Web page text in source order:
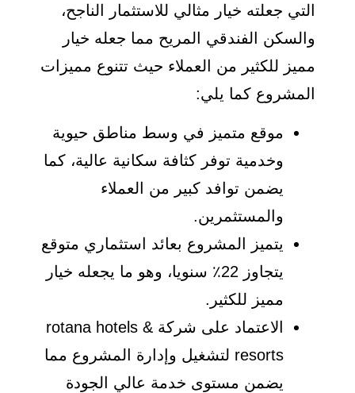
التي جعلته خيار مثالي للاستثمار الناجح،
والسكن الفندقي المريح مما جعله خيار
مميز للكثير من العملاء حيث تتنوع مميزات
المشروع كما يلي:
موقع متميز في وسط مناطق حيوية
وخدمية توفر كثافة سكانية عالية، كما
يضمن توافد كبير من العملاء
والمستثمرين.
يتميز المشروع بعائد استثماري متوقع
يتجاوز 22٪ سنويا، وهو ما يجعله خيار
مميز للكثير.
الاعتماد على شركة rotana hotels &
resorts لتشغيل وإدارة المشروع مما
يضمن مستوى خدمة عالي الجودة